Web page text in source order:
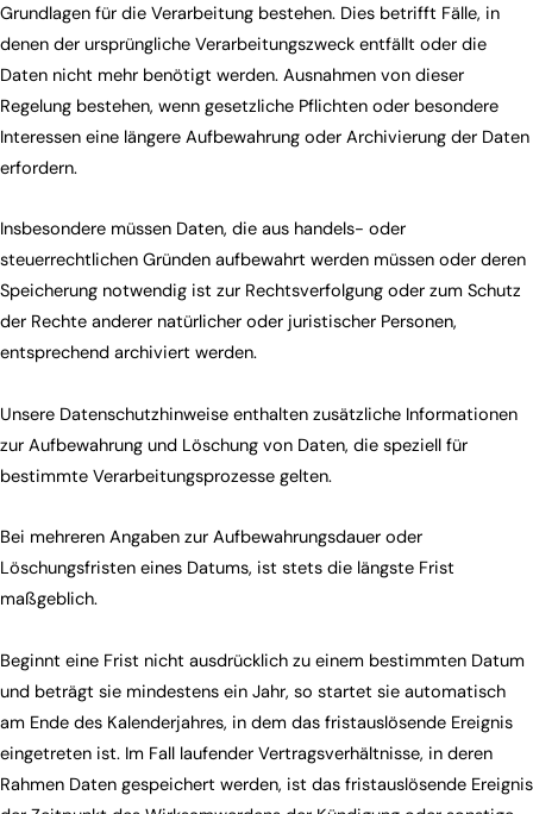
Grundlagen für die Verarbeitung bestehen. Dies betrifft Fälle, in
denen der ursprüngliche Verarbeitungszweck entfällt oder die
Daten nicht mehr benötigt werden. Ausnahmen von dieser
Regelung bestehen, wenn gesetzliche Pflichten oder besondere
Interessen eine längere Aufbewahrung oder Archivierung der Daten
erfordern.
Insbesondere müssen Daten, die aus handels- oder
steuerrechtlichen Gründen aufbewahrt werden müssen oder deren
Speicherung notwendig ist zur Rechtsverfolgung oder zum Schutz
der Rechte anderer natürlicher oder juristischer Personen,
entsprechend archiviert werden.
Unsere Datenschutzhinweise enthalten zusätzliche Informationen
zur Aufbewahrung und Löschung von Daten, die speziell für
bestimmte Verarbeitungsprozesse gelten.
Bei mehreren Angaben zur Aufbewahrungsdauer oder
Löschungsfristen eines Datums, ist stets die längste Frist
maßgeblich.
Beginnt eine Frist nicht ausdrücklich zu einem bestimmten Datum
und beträgt sie mindestens ein Jahr, so startet sie automatisch
am Ende des Kalenderjahres, in dem das fristauslösende Ereignis
eingetreten ist. Im Fall laufender Vertragsverhältnisse, in deren
Rahmen Daten gespeichert werden, ist das fristauslösende Ereignis